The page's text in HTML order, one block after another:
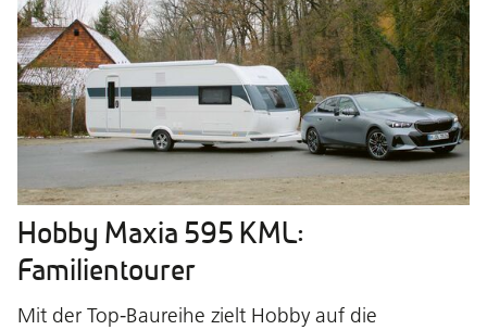
Hobby Maxia 595 KML:
Familientourer
Mit der Top-Baureihe zielt Hobby auf die